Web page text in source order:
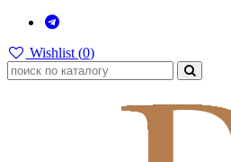
Wishlist (0)